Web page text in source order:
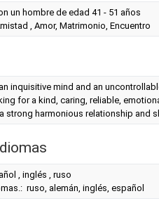
un hombre de edad 41 - 51 años
, Amor, Matrimonio, Encuentro
inquisitive mind and an
for a kind, caring, reliable,
strong harmonious relationship and
, inglés , ruso
ruso, alemán, inglés, español